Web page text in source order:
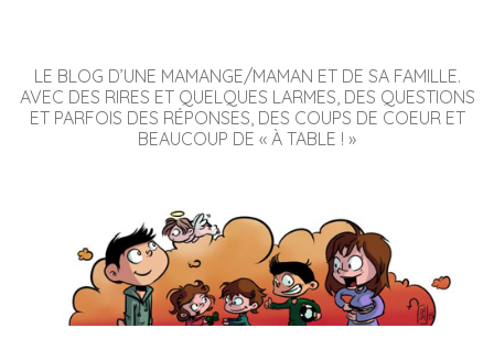
LE BLOG D’UNE MAMANGE/MAMAN ET DE SA FAMILLE.
AVEC DES RIRES ET QUELQUES LARMES, DES QUESTIONS
ET PARFOIS DES RÉPONSES, DES COUPS DE COEUR ET
BEAUCOUP DE « À TABLE ! »